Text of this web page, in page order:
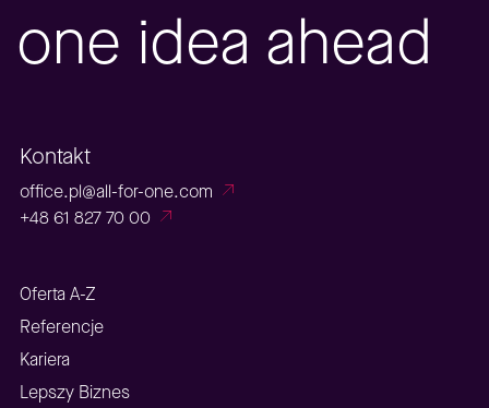
one idea ahead
Kontakt
office.pl@all-for-one.com
+48 61 827 70 00
Oferta A-Z
Referencje
Kariera
Lepszy Biznes